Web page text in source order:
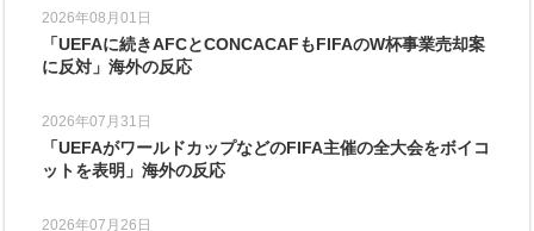
2026年08月01日
「UEFAに続きAFCとCONCACAFもFIFAのW杯事業売却案
に反対」海外の反応
2026年07月31日
「UEFAがワールドカップなどのFIFA主催の全大会をボイコ
ットを表明」海外の反応
2026年07月26日